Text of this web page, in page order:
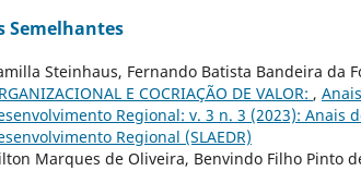
Semelhantes
Steinhaus, Fernando Batista Bandeira da
E COCRIAÇÃO DE VALOR: ,
Regional: v. 3 n. 3 (2023):
Regional (SLAEDR)
Marques de Oliveira, Benvindo Filho Pinto